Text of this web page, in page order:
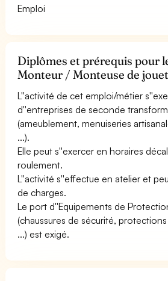
Emploi
Diplômes et prérequis pour
Monteur / Monteuse de
L''activité de cet emploi/métier
d''entreprises de seconde
(ameublement, menuiseries
...).
Elle peut s''exercer en horaires
roulement.
L''activité s''effectue en atelier et
de charges.
Le port d''Equipements de
(chaussures de sécurité,
...) est exigé.